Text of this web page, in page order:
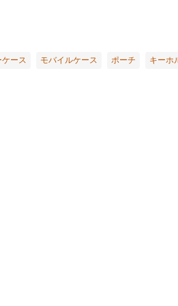
ケース モバイルケース ポーチ キーホ